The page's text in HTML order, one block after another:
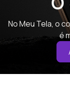
No Meu Tela, o
é